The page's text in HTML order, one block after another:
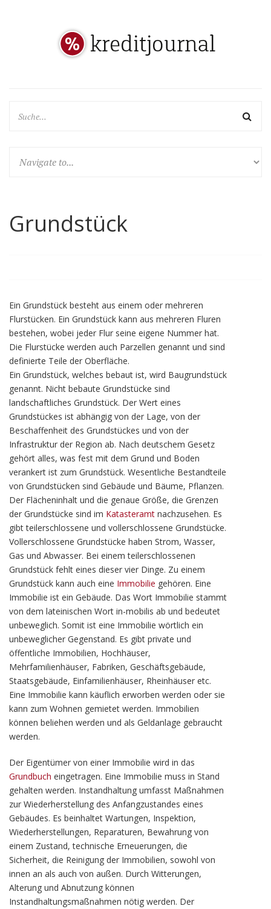
Grundstück
Ein Grundstück besteht aus einem oder mehreren
Flurstücken. Ein Grundstück kann aus mehreren Fluren
bestehen, wobei jeder Flur seine eigene Nummer hat.
Die Flurstücke werden auch Parzellen genannt und sind
definierte Teile der Oberfläche.
Ein Grundstück, welches bebaut ist, wird Baugrundstück
genannt. Nicht bebaute Grundstücke sind
landschaftliches Grundstück. Der Wert eines
Grundstückes ist abhängig von der Lage, von der
Beschaffenheit des Grundstückes und von der
Infrastruktur der Region ab. Nach deutschem Gesetz
gehört alles, was fest mit dem Grund und Boden
verankert ist zum Grundstück. Wesentliche Bestandteile
von Grundstücken sind Gebäude und Bäume, Pflanzen.
Der Flächeninhalt und die genaue Größe, die Grenzen
der Grundstücke sind im Katasteramt nachzusehen. Es
gibt teilerschlossene und vollerschlossene Grundstücke.
Vollerschlossene Grundstücke haben Strom, Wasser,
Gas und Abwasser. Bei einem teilerschlossenen
Grundstück fehlt eines dieser vier Dinge. Zu einem
Grundstück kann auch eine Immobilie gehören. Eine
Immobilie ist ein Gebäude. Das Wort Immobilie stammt
von dem lateinischen Wort in-mobilis ab und bedeutet
unbeweglich. Somit ist eine Immobilie wörtlich ein
unbeweglicher Gegenstand. Es gibt private und
öffentliche Immobilien, Hochhäuser,
Mehrfamilienhäuser, Fabriken, Geschäftsgebäude,
Staatsgebäude, Einfamilienhäuser, Rheinhäuser etc.
Eine Immobilie kann käuflich erworben werden oder sie
kann zum Wohnen gemietet werden. Immobilien
können beliehen werden und als Geldanlage gebraucht
werden.
Der Eigentümer von einer Immobilie wird in das
Grundbuch eingetragen. Eine Immobilie muss in Stand
gehalten werden. Instandhaltung umfasst Maßnahmen
zur Wiederherstellung des Anfangzustandes eines
Gebäudes. Es beinhaltet Wartungen, Inspektion,
Wiederherstellungen, Reparaturen, Bewahrung von
einem Zustand, technische Erneuerungen, die
Sicherheit, die Reinigung der Immobilien, sowohl von
innen an als auch von außen. Durch Witterungen,
Alterung und Abnutzung können
Instandhaltungsmaßnahmen nötig werden. Der